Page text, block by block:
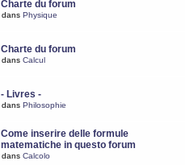
Charte du forum
dans Physique
Charte du forum
dans Calcul
- Livres -
dans Philosophie
Come inserire delle formule
matematiche in questo forum
dans Calcolo